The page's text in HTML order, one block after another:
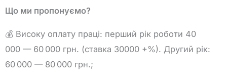
Що ми пропонуємо?
💰 Високу оплату праці: перший рік роботи 40
000 — 60 000 грн. (ставка 30000 +%). Другий рік:
60 000 — 80 000 грн.;